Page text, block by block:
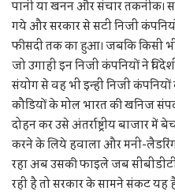
पानी या खनन और संचार तकनीक।
गये और सरकार से सटी निजी
फीसदी तक का हुआ। जबकि किसी
जो उगाही इन निजी कंपनियों ने
संयोग से वह भी इन्हीं निजी कंपनियों
कौडियों के मोल भारत की खनिज
दोहन कर उसे अंतर्राष्ट्रीय बाजार
करने के लिये हवाला और मनी-
रहा अब उसकी फाइले जब
रही है तो सरकार के सामने संकट